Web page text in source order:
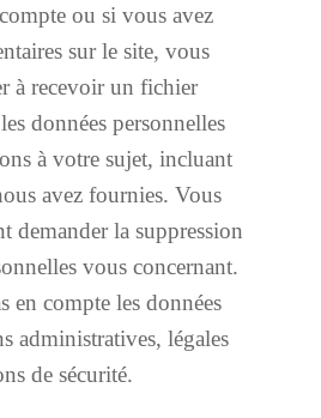
ou si vous avez
sur le site, vous
à recevoir un fichier
données personnelles
à votre sujet, incluant
avez fournies. Vous
demander la suppression
vous concernant.
en compte les données
administratives, légales
de sécurité.